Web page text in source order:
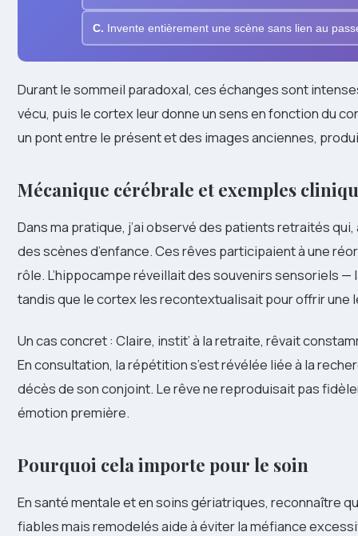
C. Invente entièrement une scène sans lien au
Durant le sommeil paradoxal, ces échanges sont
vécu, puis le cortex leur donne un sens en fonction du
un pont entre le présent et des images anciennes,
Mécanique cérébrale et exemples
Dans ma pratique, j’ai observé des patients retraités
des scènes d’enfance. Ces rêves participaient à une
rôle. L’hippocampe réveillait des souvenirs sensoriels —
tandis que le cortex les recontextualisait pour offrir une
Un cas concret : Claire, instit’ à la retraite, rêvait
En consultation, la répétition s’est révélée liée à la
décès de son conjoint. Le rêve ne reproduisait pas
émotion première.
Pourquoi cela importe pour le soin
En santé mentale et en soins gériatriques, reconnaître
fiables mais remodelés aide à éviter la méfiance